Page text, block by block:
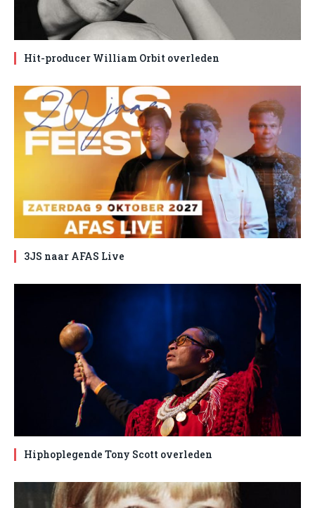
Hit-producer William Orbit overleden
3JS naar AFAS Live
Hiphoplegende Tony Scott overleden